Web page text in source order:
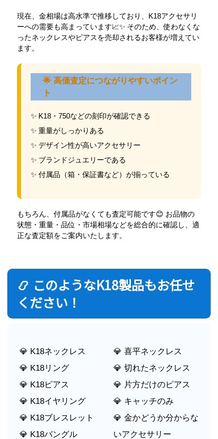
現在、金相場は高水準で推移しており、K18アクセサリ
ーへの需要も高まっています📈✨ そのため、使わなくな
ったネックレスやピアスを売却されるお客様が増えてい
ます。
🌟 高価査定につながりやすいポイン
ト
✨ K18・750などの刻印が確認できる
✨ 重量がしっかりある
✨ デザイン性が高いアクセサリー
✨ ブランドジュエリーである
✨ 付属品（箱・保証書など）が揃っている
もちろん、付属品がなくても査定可能です😊 お品物の
状態・重量・品位・市場相場などを総合的に確認し、適
正な査定額をご案内いたします。
📿 このようなK18製品もお任せ
ください！
💎 K18ネックレス
💎 K18リング
💎 K18ピアス
💎 K18イヤリング
💎 K18ブレスレット
💎 K18バングル
💎 喜平ネックレス
💎 切れたネックレス
💎 片方だけのピアス
💎 キャッチのみ
💎 金かどうか分からな
いアクセサリー